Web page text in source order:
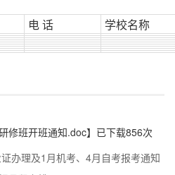
电 话 学校名称
修班开班通知.doc】已下载856次
办理及1月机考、4月自考报考通知